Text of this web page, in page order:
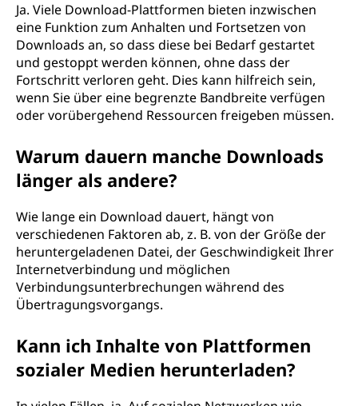
Ja. Viele Download-Plattformen bieten inzwischen
eine Funktion zum Anhalten und Fortsetzen von
Downloads an, so dass diese bei Bedarf gestartet
und gestoppt werden können, ohne dass der
Fortschritt verloren geht. Dies kann hilfreich sein,
wenn Sie über eine begrenzte Bandbreite verfügen
oder vorübergehend Ressourcen freigeben müssen.
Warum dauern manche Downloads
länger als andere?
Wie lange ein Download dauert, hängt von
verschiedenen Faktoren ab, z. B. von der Größe der
heruntergeladenen Datei, der Geschwindigkeit Ihrer
Internetverbindung und möglichen
Verbindungsunterbrechungen während des
Übertragungsvorgangs.
Kann ich Inhalte von Plattformen
sozialer Medien herunterladen?